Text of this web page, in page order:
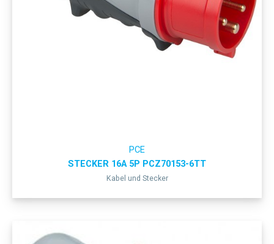
PCE
STECKER 16A 5P PCZ70153-6TT
Kabel und Stecker